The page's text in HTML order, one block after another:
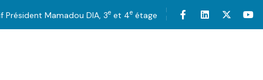
Président Mamadou DIA, 3e et 4e étage